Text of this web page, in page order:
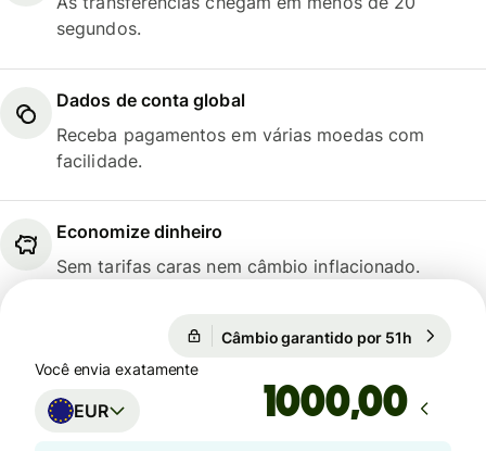
segundos.
Dados de conta global
Receba pagamentos em várias moedas com
facilidade.
Economize dinheiro
Sem tarifas caras nem câmbio inflacionado.
Câmbio garantido por 51h
Você envia exatamente
EUR ,00